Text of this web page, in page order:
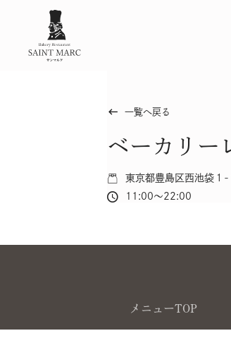
keyboard_backspace 一覧へ戻る
ベーカリー
東京都豊島区西池袋１
11:00～22:00
メニューTOP